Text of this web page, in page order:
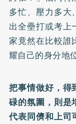
多忙、壓力多大
出全壘打或考上
家竟然在比較誰
耀自己的身分地
把事情做好，得
碌的氛圍，則是
代表同儕和上司